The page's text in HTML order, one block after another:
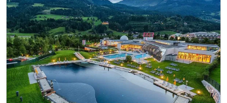
inkl. Endreinigung
inkl. W-LAN
exklusive Nächtigungs und Mobilitätsabgabe